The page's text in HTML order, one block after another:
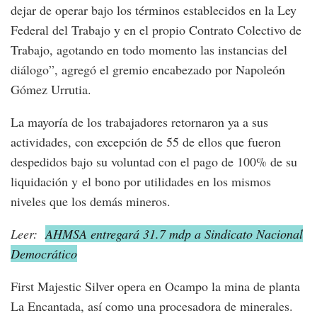
dejar de operar bajo los términos establecidos en la Ley
Federal del Trabajo y en el propio Contrato Colectivo de
Trabajo, agotando en todo momento las instancias del
diálogo”, agregó el gremio encabezado por Napoleón
Gómez Urrutia.
La mayoría de los trabajadores retornaron ya a sus
actividades, con excepción de 55 de ellos que fueron
despedidos bajo su voluntad con el pago de 100% de su
liquidación y el bono por utilidades en los mismos
niveles que los demás mineros.
Leer: AHMSA entregará 31.7 mdp a Sindicato Nacional
Democrático
First Majestic Silver opera en Ocampo la mina de planta
La Encantada, así como una procesadora de minerales.